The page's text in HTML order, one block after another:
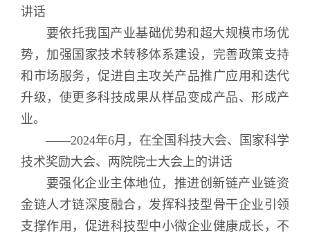
讲话
要依托我国产业基础优势和超大规模市场优
势，加强国家技术转移体系建设，完善政策支持
和市场服务，促进自主攻关产品推广应用和迭代
升级，使更多科技成果从样品变成产品、形成产
业。
——2024年6月，在全国科技大会、国家科学
技术奖励大会、两院院士大会上的讲话
要强化企业主体地位，推进创新链产业链资
金链人才链深度融合，发挥科技型骨干企业引领
支撑作用，促进科技型中小微企业健康成长，不